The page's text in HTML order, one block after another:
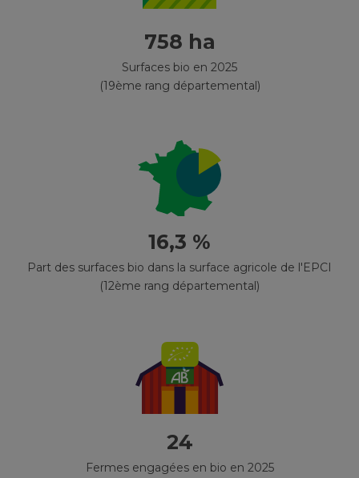
758 ha
Surfaces bio en 2025
(19ème rang départemental)
16,3 %
Part des surfaces bio dans la surface agricole de l'EPCI
(12ème rang départemental)
24
Fermes engagées en bio en 2025